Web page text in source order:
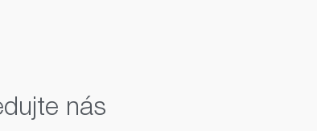
nás